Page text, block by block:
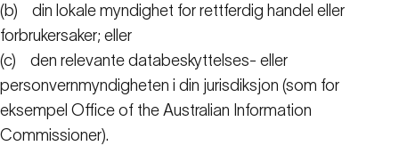
(b)
din lokale myndighet for rettferdig handel eller
forbrukersaker; eller
(c)
den relevante databeskyttelses- eller
personvernmyndigheten i din jurisdiksjon (som for
eksempel Office of the Australian Information
Commissioner).